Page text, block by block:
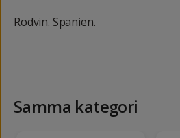
Rödvin. Spanien.
Samma kategori